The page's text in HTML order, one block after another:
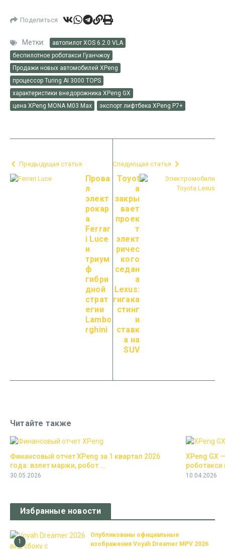
Поделиться
Метки:
автопилот XOS 6.2.0 VLA
беспилотное роботакси Гуанчжоу
Продажи новых автомобилей XPeng
процессор Turing AI 3000 TOPS
характеристики внедорожника XPeng GX
цена XPeng MONA M03 Max
экспорт лифтбека XPeng P7+
Предыдущая статья
Прова
л
элект
рокар
а
Ferrar
i Luce
и
триум
ф
гибри
дной
страт
егии
Lambo
rghini
Следующая статья
Toyot
a
закры
вает
проек
т
элект
ричес
кого
седан
а
Lexus:
гигака
стинг
и
ставк
а на
SUV
Читайте также
Финансовый отчет XPeng за 1 квартал 2026
года: взлет маржи, робот ...
30.05.2026
XPeng GX
роботакси
10.04.2026
Избранные новости
1
Опубликованы официальные
изображения Voyah Dreamer MPV 2026